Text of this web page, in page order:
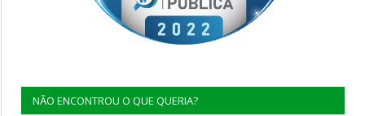
NÃO ENCONTROU O QUE QUERIA?